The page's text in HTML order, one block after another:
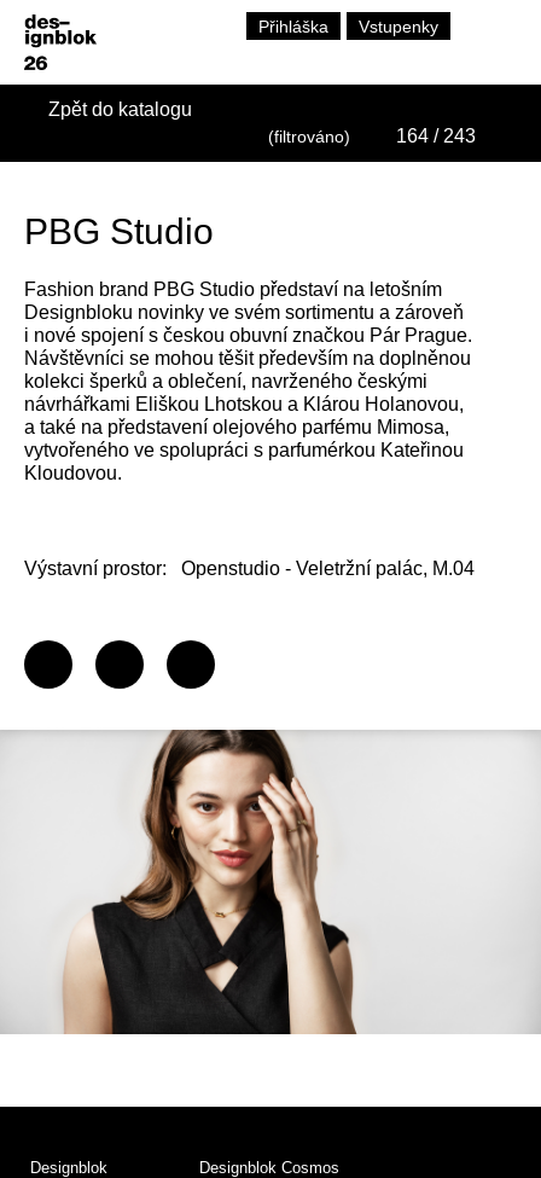
Přihláška Vstupenky
Zpět do katalogu
(filtrováno) 164 / 243
PBG Studio
Fashion brand PBG Studio představí na letošním
Designbloku novinky ve svém sortimentu a zároveň
i nové spojení s českou obuvní značkou Pár Prague.
Návštěvníci se mohou těšit především na doplněnou
kolekci šperků a oblečení, navrženého českými
návrhářkami Eliškou Lhotskou a Klárou Holanovou,
a také na představení olejového parfému Mimosa,
vytvořeného ve spolupráci s parfumérkou Kateřinou
Kloudovou.
Výstavní prostor: Openstudio - Veletržní palác, M.04
Designblok
Designblok Cosmos